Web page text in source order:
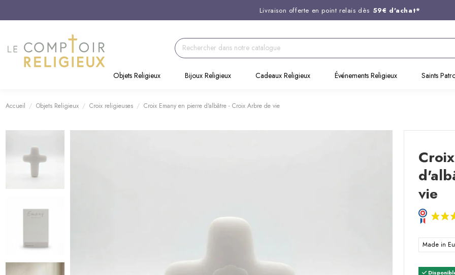
Livraison offerte en point relais dès 59€ d'achat*
Support client disponible au
Commandez avant 14H, expédition le jour même !
Objets Religieux Bijoux Religieux Cadeaux Religieux Événements Religieux Saints
Accueil Objets Religieux Croix religieuses Croix Emany en pierre d'albâtre - Croix Arbre de vie
vie
Made in